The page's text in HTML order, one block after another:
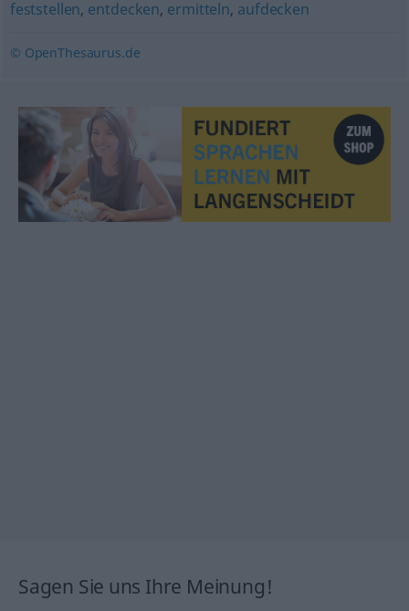
feststellen, entdecken, ermitteln, aufdecken
© OpenThesaurus.de
Sagen Sie uns Ihre Meinung!